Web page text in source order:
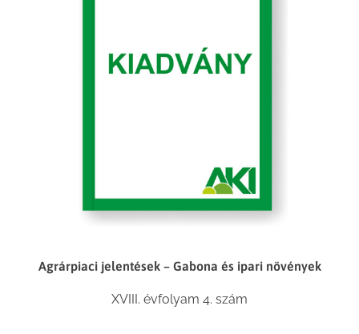
Agrárpiaci jelentések – Gabona és ipari növények
XVIII. évfolyam 4. szám